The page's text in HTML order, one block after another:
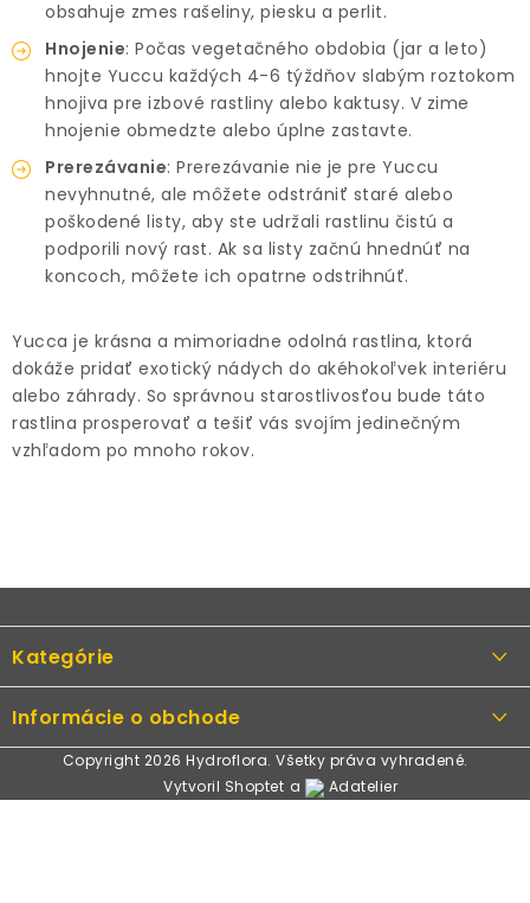
obsahuje zmes rašeliny, piesku a perlit.
Hnojenie: Počas vegetačného obdobia (jar a leto)
hnojte Yuccu každých 4-6 týždňov slabým roztokom
hnojiva pre izbové rastliny alebo kaktusy. V zime
hnojenie obmedzte alebo úplne zastavte.
Prerezávanie: Prerezávanie nie je pre Yuccu
nevyhnutné, ale môžete odstrániť staré alebo
poškodené listy, aby ste udržali rastlinu čistú a
podporili nový rast. Ak sa listy začnú hnednúť na
koncoch, môžete ich opatrne odstrihnúť.
Yucca je krásna a mimoriadne odolná rastlina, ktorá
dokáže pridať exotický nádych do akéhokoľvek interiéru
alebo záhrady. So správnou starostlivosťou bude táto
rastlina prosperovať a tešiť vás svojím jedinečným
vzhľadom po mnoho rokov.
á
p
ä
e
Kategórie
Rastliny
Kvetináče, črepníky
Informácie o obchode
Obchodné podmienky
Vytvoril Shoptet a Adatelier
Copyright 2026 Hydroflora. Všetky práva vyhradené.